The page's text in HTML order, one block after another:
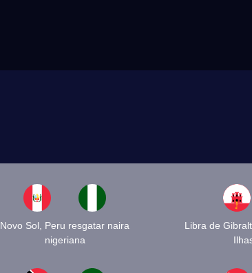
Novo Sol, Peru resgatar naira
nigeriana
Libra de